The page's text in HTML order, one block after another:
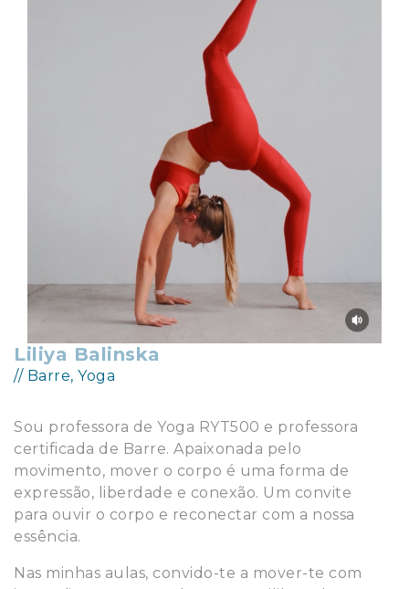
Liliya Balinska
// Barre, Yoga
Sou professora de Yoga RYT500 e professora
certificada de Barre. Apaixonada pelo
movimento, mover o corpo é uma forma de
expressão, liberdade e conexão. Um convite
para ouvir o corpo e reconectar com a nossa
essência.
Nas minhas aulas, convido-te a mover-te com